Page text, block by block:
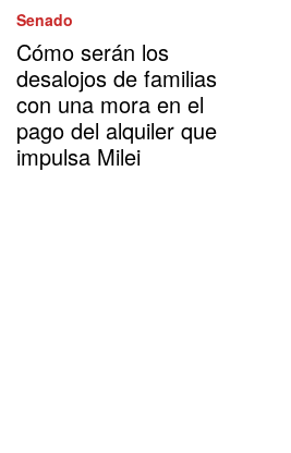
Senado
Cómo serán los
desalojos de familias
con una mora en el
pago del alquiler que
impulsa Milei